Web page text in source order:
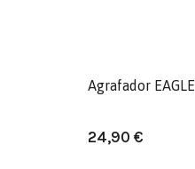
Agrafador
24,90 €